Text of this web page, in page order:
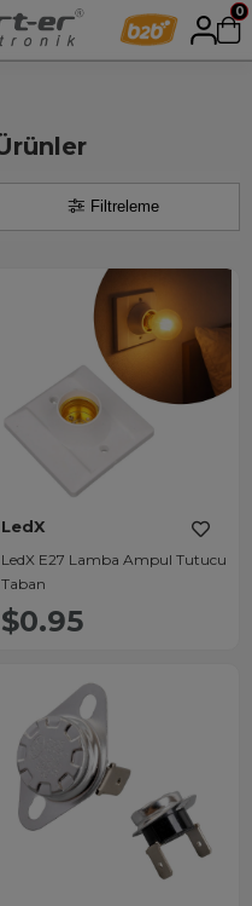
0
Filtreleme
LedX
LedX E27 Lamba Ampul Tutucu
Taban
$0.95